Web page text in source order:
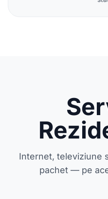
Internet, televiziune
pachet — pe